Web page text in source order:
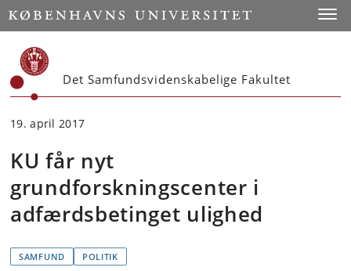
Start
Det Samfundsvidenskabelige Fakultet
19. april 2017
KU får nyt
grundforskningscenter i
adfærdsbetinget ulighed
SAMFUND POLITIK